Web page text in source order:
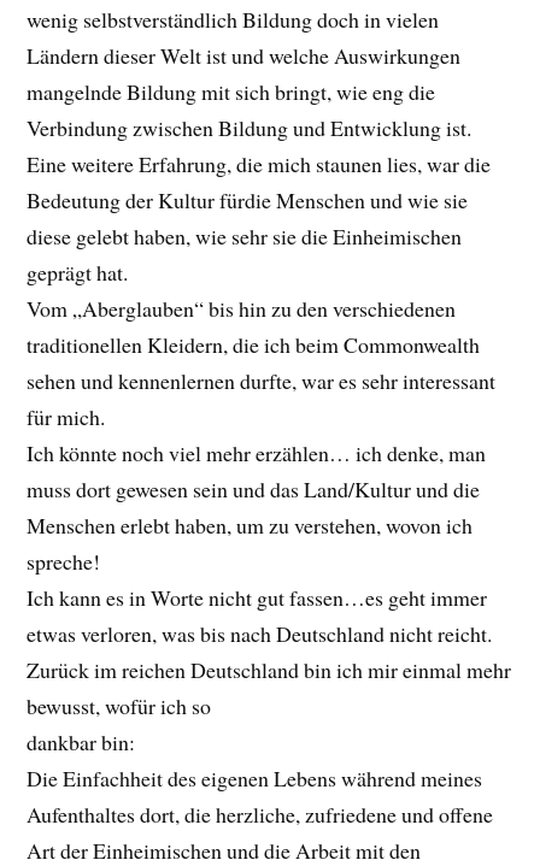
wenig selbstverständlich Bildung doch in vielen
Ländern dieser Welt ist und welche Auswirkungen
mangelnde Bildung mit sich bringt, wie eng die
Verbindung zwischen Bildung und Entwicklung ist.
Eine weitere Erfahrung, die mich staunen lies, war die
Bedeutung der Kultur fürdie Menschen und wie sie
diese gelebt haben, wie sehr sie die Einheimischen
geprägt hat.
Vom „Aberglauben“ bis hin zu den verschiedenen
traditionellen Kleidern, die ich beim Commonwealth
sehen und kennenlernen durfte, war es sehr interessant
für mich.
Ich könnte noch viel mehr erzählen… ich denke, man
muss dort gewesen sein und das Land/Kultur und die
Menschen erlebt haben, um zu verstehen, wovon ich
spreche!
Ich kann es in Worte nicht gut fassen…es geht immer
etwas verloren, was bis nach Deutschland nicht reicht.
Zurück im reichen Deutschland bin ich mir einmal mehr
bewusst, wofür ich so
dankbar bin:
Die Einfachheit des eigenen Lebens während meines
Aufenthaltes dort, die herzliche, zufriedene und offene
Art der Einheimischen und die Arbeit mit den